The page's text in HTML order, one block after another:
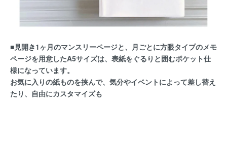
■見開き1ヶ月のマンスリーページと、月ごとに方眼タイプのメモ
ページを用意したA5サイズは、表紙をぐるりと囲むポケット仕
様になっています。
お気に入りの紙ものを挟んで、気分やイベントによって差し替え
たり、自由にカスタマイズも